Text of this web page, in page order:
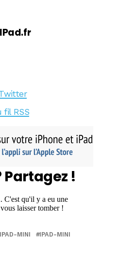
fil RSS
Partagez !
MINI
IPAD-MINI